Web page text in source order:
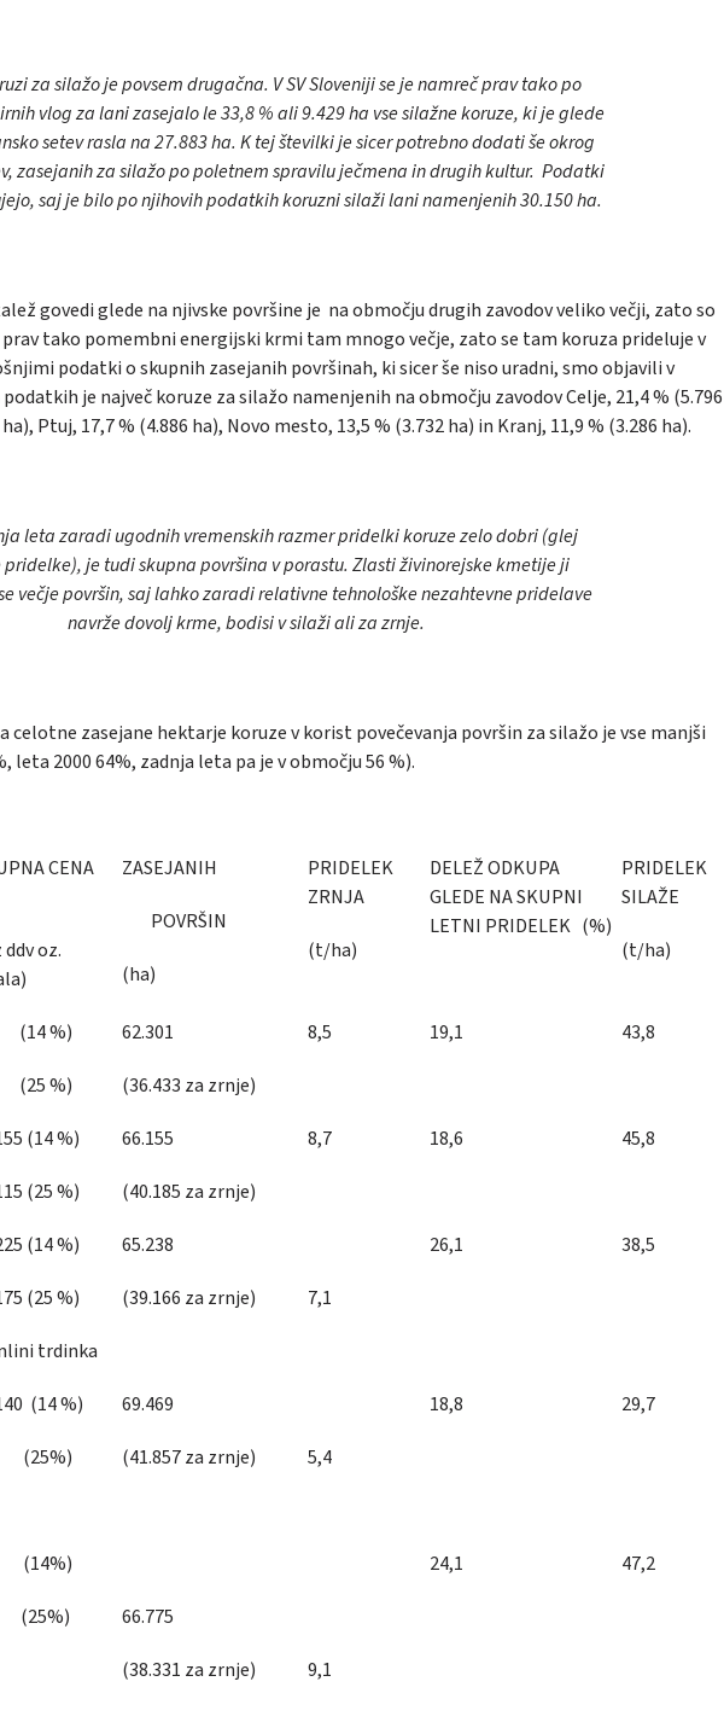
za silažo je povsem drugačna. V SV Sloveniji se je namreč prav tako po
vlog za lani zasejalo le 33,8 % ali 9.429 ha vse silažne koruze, ki je glede
setev rasla na 27.883 ha. K tej številki je sicer potrebno dodati še okrog
zasejanih za silažo po poletnem spravilu ječmena in drugih kultur. Podatki
saj je bilo po njihovih podatkih koruzni silaži lani namenjenih 30.150 ha.
govedi glede na njivske površine je na območju drugih zavodov veliko večji, zato so
tako pomembni energijski krmi tam mnogo večje, zato se tam koruza prideluje v
podatki o skupnih zasejanih površinah, ki sicer še niso uradni, smo objavili v
je največ koruze za silažo namenjenih na območju zavodov Celje, 21,4 % (5.796
Ptuj, 17,7 % (4.886 ha), Novo mesto, 13,5 % (3.732 ha) in Kranj, 11,9 % (3.286 ha).
leta zaradi ugodnih vremenskih razmer pridelki koruze zelo dobri (glej
je tudi skupna površina v porastu. Zlasti živinorejske kmetije ji
večje površin, saj lahko zaradi relativne tehnološke nezahtevne pridelave
navrže dovolj krme, bodisi v silaži ali za zrnje.
celotne zasejane hektarje koruze v korist povečevanja površin za silažo je vse manjši
leta 2000 64%, zadnja leta pa je v območju 56 %).
CENA
oz.
ZASEJANIH
POVRŠIN
(ha)
PRIDELEK
ZRNJA
(t/ha)
DELEŽ ODKUPA
GLEDE NA SKUPNI
LETNI PRIDELEK (%)
PRIDELEK
SILAŽE
(t/ha)
%)
%)
62.301
(36.433 za zrnje)
8,5 19,1 43,8
(14 %)
(25 %)
66.155
(40.185 za zrnje)
8,7 18,6 45,8
(14 %)
(25 %)
trdinka
65.238
(39.166 za zrnje)
7,1
26,1 38,5
(14 %)
(25%)
69.469
(41.857 za zrnje)
5,4
18,8 29,7
(14%)
66.775
(38.331 za zrnje)
9,1
24,1 47,2